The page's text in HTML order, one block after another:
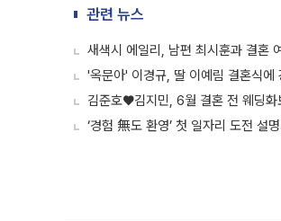
관련 뉴스
새색시 에일리, 남편 최시훈과 결혼
'옥문아' 이경규, 딸 이예림 결혼식
김준호♥김지민, 6월 결혼 전 웨딩
‘경험 無도 환영’ 첫 일자리 도전 설